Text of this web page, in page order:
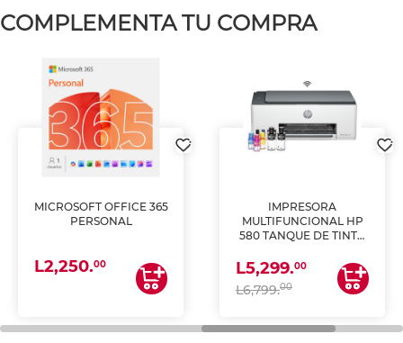
COMPLEMENTA TU COMPRA
MICROSOFT OFFICE 365
PERSONAL
L2,250.00
IMPRESORA
MULTIFUNCIONAL HP
580 TANQUE DE TINTA
ESCANEA)
L5,299.00
L6,799.00